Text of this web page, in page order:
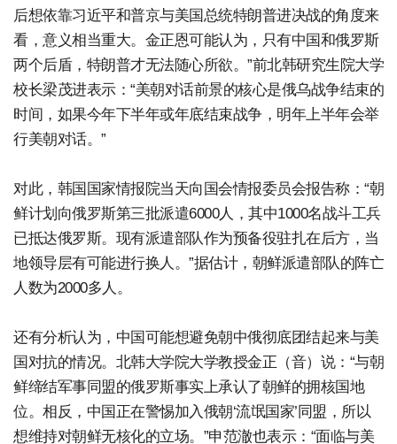
后想依靠习近平和普京与美国总统特朗普进决战的角度来
看，意义相当重大。金正恩可能认为，只有中国和俄罗斯
两个后盾，特朗普才无法随心所欲。”前北韩研究生院大学
校长梁茂进表示：“美朝对话前景的核心是俄乌战争结束的
时间，如果今年下半年或年底结束战争，明年上半年会举
行美朝对话。”
对此，韩国国家情报院当天向国会情报委员会报告称：“朝
鲜计划向俄罗斯第三批派遣6000人，其中1000名战斗工兵
已抵达俄罗斯。现有派遣部队作为预备役驻扎在后方，当
地领导层有可能进行换人。”据估计，朝鲜派遣部队的阵亡
人数为2000多人。
还有分析认为，中国可能想避免朝中俄彻底团结起来与美
国对抗的情况。北韩大学院大学教授金正（音）说：“与朝
鲜缔结军事同盟的俄罗斯事实上承认了朝鲜的拥核国地
位。相反，中国正在警惕加入俄朝‘流氓国家’同盟，所以
想维持对朝鲜无核化的立场。”申范澈也表示：“面临与美